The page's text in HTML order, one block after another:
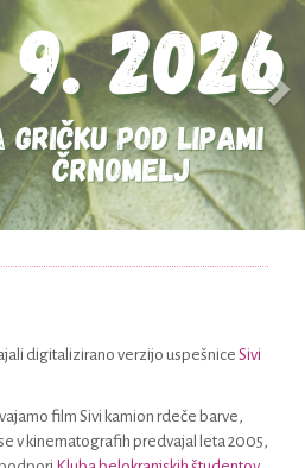
digitalizirano verzijo uspešnice Sivi
film Sivi kamion rdeče barve,
v kinematografih predvajal leta 2005,